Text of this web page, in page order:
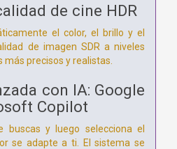
de cine HDR
el color, el brillo y el
de imagen SDR a niveles
más precisos y realistas.
con IA: Google
Copilot
buscas y luego selecciona el
se adapte a ti. El sistema se